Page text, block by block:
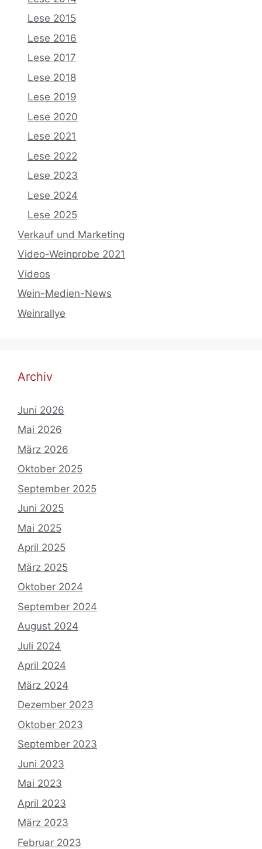
Lese 2015
Lese 2016
Lese 2017
Lese 2018
Lese 2019
Lese 2020
Lese 2021
Lese 2022
Lese 2023
Lese 2024
Lese 2025
Verkauf und Marketing
Video-Weinprobe 2021
Videos
Wein-Medien-News
Weinrallye
Archiv
Juni 2026
Mai 2026
März 2026
Oktober 2025
September 2025
Juni 2025
Mai 2025
April 2025
März 2025
Oktober 2024
September 2024
August 2024
Juli 2024
April 2024
März 2024
Dezember 2023
Oktober 2023
September 2023
Juni 2023
Mai 2023
April 2023
März 2023
Februar 2023